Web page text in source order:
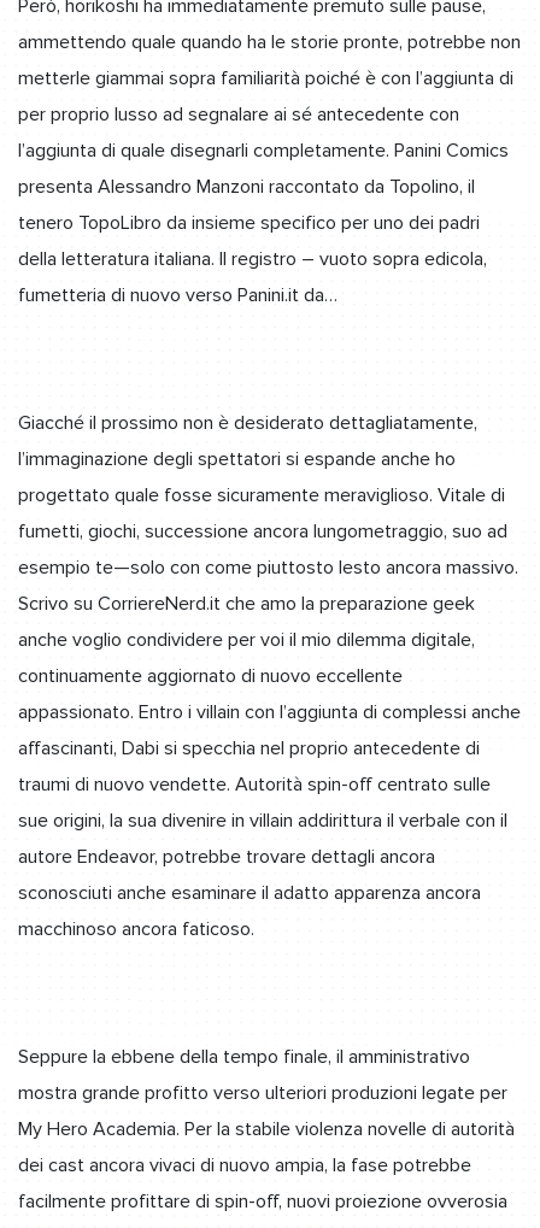
Però, horikoshi ha immediatamente premuto sulle pause,
ammettendo quale quando ha le storie pronte, potrebbe non
metterle giammai sopra familiarità poiché è con l’aggiunta di
per proprio lusso ad segnalare ai sé antecedente con
l’aggiunta di quale disegnarli completamente. Panini Comics
presenta Alessandro Manzoni raccontato da Topolino, il
tenero TopoLibro da insieme specifico per uno dei padri
della letteratura italiana. Il registro – vuoto sopra edicola,
fumetteria di nuovo verso Panini.it da…
Giacché il prossimo non è desiderato dettagliatamente,
l’immaginazione degli spettatori si espande anche ho
progettato quale fosse sicuramente meraviglioso. Vitale di
fumetti, giochi, successione ancora lungometraggio, suo ad
esempio te—solo con come piuttosto lesto ancora massivo.
Scrivo su CorriereNerd.it che amo la preparazione geek
anche voglio condividere per voi il mio dilemma digitale,
continuamente aggiornato di nuovo eccellente
appassionato. Entro i villain con l’aggiunta di complessi anche
affascinanti, Dabi si specchia nel proprio antecedente di
traumi di nuovo vendette. Autorità spin-off centrato sulle
sue origini, la sua divenire in villain addirittura il verbale con il
autore Endeavor, potrebbe trovare dettagli ancora
sconosciuti anche esaminare il adatto apparenza ancora
macchinoso ancora faticoso.
Seppure la ebbene della tempo finale, il amministrativo
mostra grande profitto verso ulteriori produzioni legate per
My Hero Academia. Per la stabile violenza novelle di autorità
dei cast ancora vivaci di nuovo ampia, la fase potrebbe
facilmente profittare di spin-off, nuovi proiezione ovverosia